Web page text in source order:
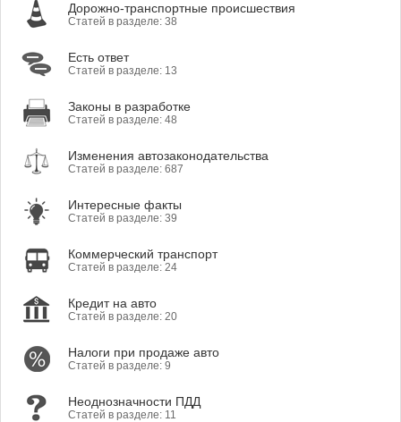
Дорожно-транспортные происшествия
Статей в разделе: 38
Есть ответ
Статей в разделе: 13
Законы в разработке
Статей в разделе: 48
Изменения автозаконодательства
Статей в разделе: 687
Интересные факты
Статей в разделе: 39
Коммерческий транспорт
Статей в разделе: 24
Кредит на авто
Статей в разделе: 20
Налоги при продаже авто
Статей в разделе: 9
Неоднозначности ПДД
Статей в разделе: 11